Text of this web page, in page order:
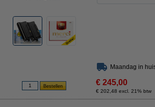
Maandag in
€ 245,00
€ 202,48 excl. 21% btw